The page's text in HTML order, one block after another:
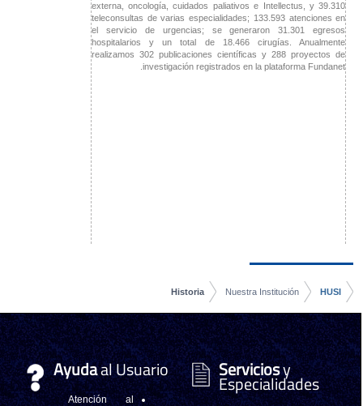
externa, oncología, cuidados paliativos e Intellectus, y 39.310
teleconsultas de varias especialidades; 133.593 atenciones en
el servicio de urgencias; se generaron 31.301 egresos
hospitalarios y un total de 18.466 cirugías. Anualmente
realizamos 302 publicaciones científicas y 288 proyectos de
investigación registrados en la plataforma Fundanet.
HUSI
Nuestra Institución
Historia
Serviciosy
Especialidades
Ayudaal Usuario
Atención al